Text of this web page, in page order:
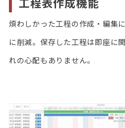
煩わしかった工程の作成・編集
に削減。保存した工程は即座に
れの心配もありません。